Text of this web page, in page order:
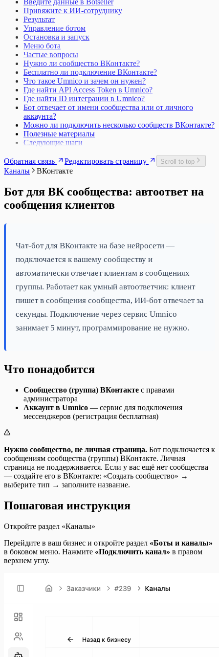
Введите данные в Botseller
Привяжите к ИИ-сотруднику
Результат
Управление ботом
Остановка и запуск
Меню бота
Частые вопросы
Нужно ли сообщество ВКонтакте?
Бесплатно ли подключение ВКонтакте?
Что такое Umnico и зачем он нужен?
Где найти API Access Token в Umnico?
Где найти ID интеграции в Umnico?
Бот отвечает от имени сообщества или от личного
аккаунта?
Можно ли подключить несколько сообществ ВКонтакте?
Полезные материалы
Следующие шаги
Обратная связь Редактировать страницу Scroll to top
Каналы ВКонтакте
Бот для ВК сообщества: автоответ на
сообщения клиентов
Чат-бот для ВКонтакте на базе нейросети —
подключается к вашему сообществу и
автоматически отвечает клиентам в сообщениях
группы. Работает как умный автоответчик: клиент
пишет в сообщения сообщества, ИИ-бот отвечает за
секунды. Подключение через сервис Umnico
занимает 5 минут, программирование не нужно.
Что понадобится
Сообщество (группа) ВКонтакте с правами
администратора
Аккаунт в Umnico — сервис для подключения
мессенджеров (регистрация бесплатная)
Нужно сообщество, не личная страница. Бот подключается к
сообщениям сообщества (группы) ВКонтакте. Личная
страница не поддерживается. Если у вас ещё нет сообщества
— создайте его в ВКонтакте: «Создать сообщество» →
выберите тип → заполните название.
Пошаговая инструкция
Откройте раздел «Каналы»
Перейдите в ваш бизнес и откройте раздел «Боты и каналы»
в боковом меню. Нажмите «Подключить канал» в правом
верхнем углу.